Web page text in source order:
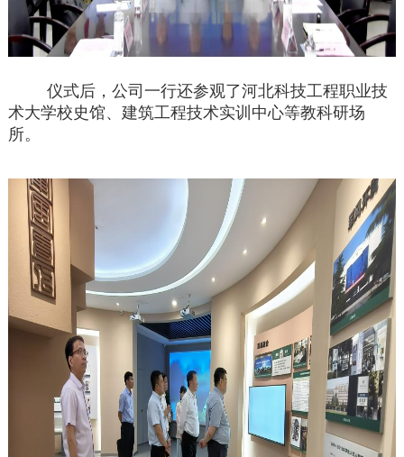
仪式后，公司一行还参观了河北科技工程职业技
术大学校史馆、建筑工程技术实训中心等教科研场
所。